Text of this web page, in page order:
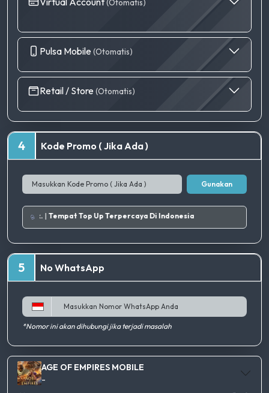
(Otomatis)
Pulsa Mobile (Otomatis)
Retail / Store(Otomatis)
4 Kode Promo ( Jika Ada )
Gunakan
terbaik. | Tempat Top Up Terpercaya Di Indonesia
5 No WhatsApp
*Nomor ini akan dihubungi jika terjadi masalah
AGE OF EMPIRES MOBILE
-